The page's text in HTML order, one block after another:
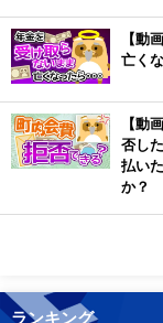
【動
亡く
【動
否し
払い
か？
ランキング